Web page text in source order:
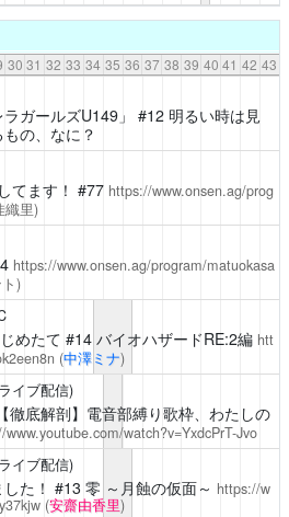
30 31 32 33 34 35 36 37 38 39 40 41 42 43
ガールズU149」 #12 明るい時は見
の、なに？
てます！ #77 https://www.onsen.ag/prog
織里)
https://www.onsen.ag/program/matuokasa
)
めたて #14 バイオハザードRE:2編 htt
(中澤ミナ)
イブ配信)
徹底解剖】電音部縛り歌枠、わたしの
www.youtube.com/watch?v=YxdcPrT-Jvo
イブ配信)
た！ #13 零 ～月蝕の仮面～ https://w
(安齋由香里)